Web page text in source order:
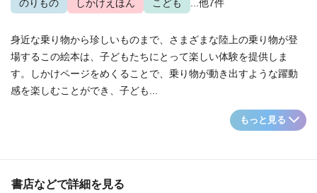
のりもの しかけえほん こども ...他7件
身近な乗り物から珍しいものまで、さまざまな陸上の乗り物が登
場するこの絵本は、子どもたちにとって楽しい体験を提供しま
す。しかけページをめくることで、乗り物が動き出すような躍動
感を楽しむことができ、子ども...
もっと見る
書店などで詳細を見る